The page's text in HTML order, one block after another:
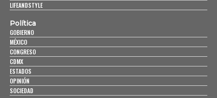
LIFEANDSTYLE
Política
GOBIERNO
MÉXICO
CONGRESO
CDMX
ESTADOS
OPINIÓN
SOCIEDAD